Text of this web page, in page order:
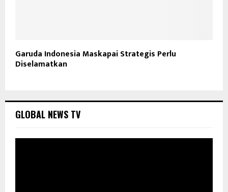
Garuda Indonesia Maskapai Strategis Perlu
Diselamatkan
GLOBAL NEWS TV